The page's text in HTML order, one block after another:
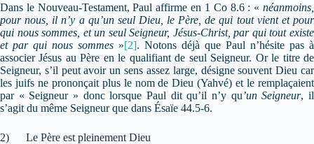
Dans le Nouveau-Testament, Paul affirme en 1 Co 8.6 : « néanmoins,
pour nous, il n’y a qu’un seul Dieu, le Père, de qui tout vient et pour
qui nous sommes, et un seul Seigneur, Jésus-Christ, par qui tout existe
et par qui nous sommes »[2]. Notons déjà que Paul n’hésite pas à
associer Jésus au Père en le qualifiant de seul Seigneur. Or le titre de
Seigneur, s’il peut avoir un sens assez large, désigne souvent Dieu car
les juifs ne prononçait plus le nom de Dieu (Yahvé) et le remplaçaient
par « Seigneur » donc lorsque Paul dit qu’il n’y qu’un Seigneur, il
s’agit du même Seigneur que dans Ésaïe 44.5-6.
2) Le Père est pleinement Dieu